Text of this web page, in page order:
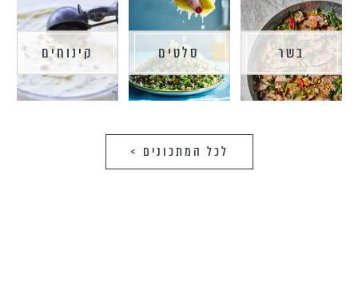
בשר סלטים קינוחים
לכל המתכונים >